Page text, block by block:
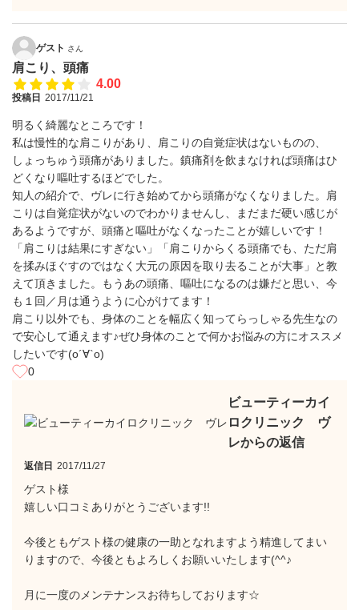
ゲスト さん
肩こり、頭痛
4.00
投稿日 2017/11/21
明るく綺麗なところです！
私は慢性的な肩こりがあり、肩こりの自覚症状はないものの、
しょっちゅう頭痛がありました。鎮痛剤を飲まなければ頭痛はひ
どくなり嘔吐するほどでした。
知人の紹介で、ヴレに行き始めてから頭痛がなくなりました。肩
こりは自覚症状がないのでわかりませんし、まだまだ硬い感じが
あるようですが、頭痛と嘔吐がなくなったことが嬉しいです！
「肩こりは結果にすぎない」「肩こりからくる頭痛でも、ただ肩
を揉みほぐすのではなく大元の原因を取り去ることが大事」と教
えて頂きました。もうあの頭痛、嘔吐になるのは嫌だと思い、今
も１回／月は通うように心がけてます！
肩こり以外でも、身体のことを幅広く知ってらっしゃる先生なの
で安心して通えます♪ぜひ身体のことで何かお悩みの方にオススメ
したいです(о´∀`о)
0
ビューティーカイ
ロクリニック ヴ
レからの返信
返信日 2017/11/27
ゲスト様
嬉しい口コミありがとうございます!!
今後ともゲスト様の健康の一助となれますよう精進してまい
りますので、今後ともよろしくお願いいたします(^^♪
月に一度のメンテナンスお待ちしております☆